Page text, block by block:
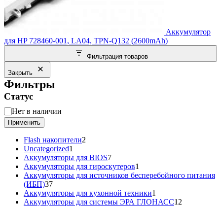
Аккумулятор
для HP 728460-001, LA04, TPN-Q132 (2600mAh)
Фильтрация товаров
Закрыть
Фильтры
Статус
Статус
Нет в наличии
Применить
Flash накопители2
Uncategorized1
товар
Аккумуляторы для BIOS77
товаров
Аккумуляторы для гироскутеров1
товар
Аккумуляторы для источников бесперебойного питания
(ИБП)3737
товаров
Аккумуляторы для кухонной техники1
товар
Аккумуляторы для системы ЭРА ГЛОНАСС12